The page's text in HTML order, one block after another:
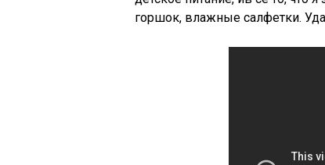
горшок, влажные салфетки.